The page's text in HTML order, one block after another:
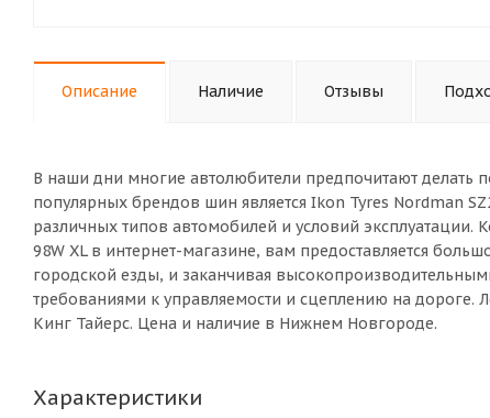
Описание Наличие Отзывы
В наши дни многие автолюбители предпочитают
популярных брендов шин является Ikon Tyres Nordman
различных типов автомобилей и условий
98W XL в интернет-магазине, вам предоставляется
городской езды, и заканчивая
требованиями к управляемости и сцеплению на дороге.
Кинг Тайерс. Цена и наличие в Нижнем Новгороде.
Характеристики